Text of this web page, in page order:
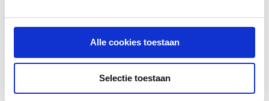
Alle cookies toestaan
Selectie toestaan
en dat allemaal met een kabelvrije verbinding. Verneem meer
op de